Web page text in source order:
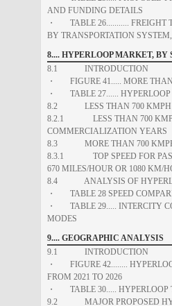
AND FUNDING DETAILS
・ TABLE 26........... FREIGHT
BY TRANSPORTATION
8.... HYPERLOOP MARKET, BY
8.1 INTRODUCTION
・ FIGURE 41..... MORE
・ TABLE 27...... HYPERLOOP
8.2 LESS THAN 700 KMPH
8.2.1 LESS THAN 700 KMPH
COMMERCIALIZATION YEARS
8.3 MORE THAN 700
8.3.1 TOP SPEED FOR
670 MILES/HOUR OR 1080 KM/
8.4 ANALYSIS OF
・ TABLE 28 SPEED
・ TABLE 29..... INTERCITY
MODES
9.... GEOGRAPHIC ANALYSIS
9.1 INTRODUCTION
・ FIGURE 42........
FROM 2021 TO 2026
・ TABLE 30..... HYPERLOOP
9.2 MAJOR PROPOSED